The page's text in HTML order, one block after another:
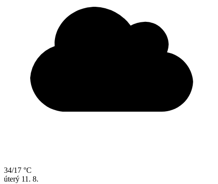
34/17 °C
úterý 11. 8.